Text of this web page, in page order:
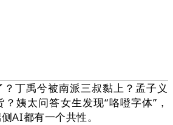
丁禹兮被南派三叔黏上？孟子义
姨太问答女生发现“咯噔字体”，
AI都有一个共性。